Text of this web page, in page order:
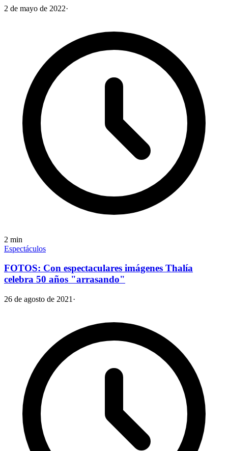
2 de mayo de 2022·
2 min
Espectáculos
FOTOS: Con espectaculares imágenes Thalía
celebra 50 años "arrasando"
26 de agosto de 2021 ·